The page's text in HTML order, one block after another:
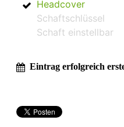
Headcover
Schaftschlüssel
Schaft einstellbar
Eintrag erfolgreich